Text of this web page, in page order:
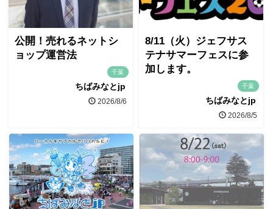
公開！売れるネットシ
ョップ運営法
千葉
ちばみなとjp
2026/8/6
8/11（火）ジェフサス
テナサマーフェスに参
加します。
千葉
ちばみなとjp
2026/8/5